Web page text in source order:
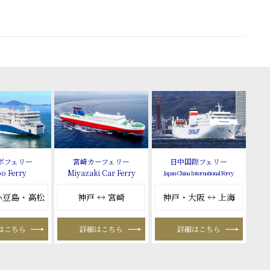
フェリー
Ferry
島・高松
こちら
宮崎カーフェリー
Miyazaki Car Ferry
神戸 ↔ 宮崎
詳細はこちら
日中国際フェリー
Japan-China International Ferry
神戸・大阪 ↔ 上海
詳細はこちら